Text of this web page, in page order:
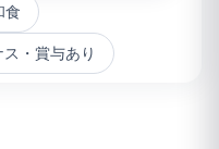
食
・賞与あり